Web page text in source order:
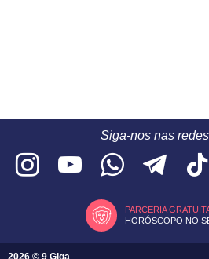
Siga-nos nas
PARCERIA
HORÓSCOPO NO
2026 © 9 Giga